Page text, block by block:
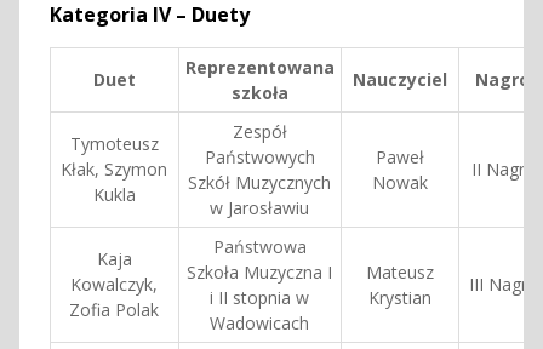
Kategoria IV – Duety
Duet
Reprezentowana
szkoła
Nauczyciel
Tymoteusz
Kłak, Szymon
Kukla
Zespół
Państwowych
Szkół Muzycznych
w Jarosławiu
Paweł
Nowak
II
Kaja
Kowalczyk,
Zofia Polak
Państwowa
Szkoła Muzyczna I
i II stopnia w
Wadowicach
Mateusz
Krystian
III